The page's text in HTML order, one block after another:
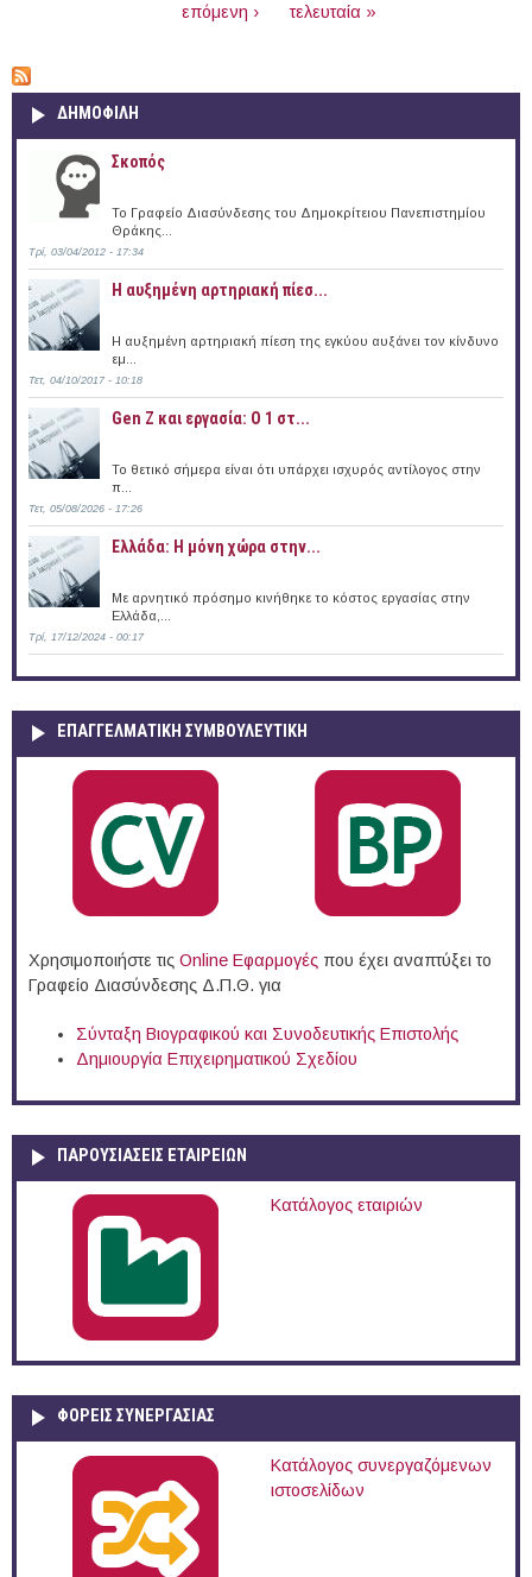
επόμενη ›
τελευταία »
ΔΗΜΟΦΙΛΗ
Σκοπός
Το Γραφείο Διασύνδεσης του Δημοκρίτειου Πανεπιστημίου
Θράκης...
Τρί, 03/04/2012 - 17:34
Η αυξημένη αρτηριακή πίεσ...
Η αυξημένη αρτηριακή πίεση της εγκύου αυξάνει τον κίνδυνο
εμ...
Τετ, 04/10/2017 - 10:18
Gen Z και εργασία: Ο 1 στ...
Το θετικό σήμερα είναι ότι υπάρχει ισχυρός αντίλογος στην
π...
Τετ, 05/08/2026 - 17:26
Ελλάδα: Η μόνη χώρα στην...
Με αρνητικό πρόσημο κινήθηκε το κόστος εργασίας στην
Ελλάδα,...
Τρί, 17/12/2024 - 00:17
ΕΠΑΓΓΕΛΜΑΤΙΚΉ ΣΥΜΒΟΥΛΕΥΤΙΚΉ
Χρησιμοποιήστε τις Online Eφαρμογές που έχει αναπτύξει το
Γραφείο Διασύνδεσης Δ.Π.Θ. για
Σύνταξη Βιογραφικού και Συνοδευτικής Επιστολής
Δημιουργία Επιχειρηματικού Σχεδίου
ΠΑΡΟΥΣΙΆΣΕΙΣ ΕΤΑΙΡΕΙΏΝ
Κατάλογος εταιριών
ΦΟΡΕΙΣ ΣΥΝΕΡΓΑΣΙΑΣ
Κατάλογος συνεργαζόμενων
ιστοσελίδων